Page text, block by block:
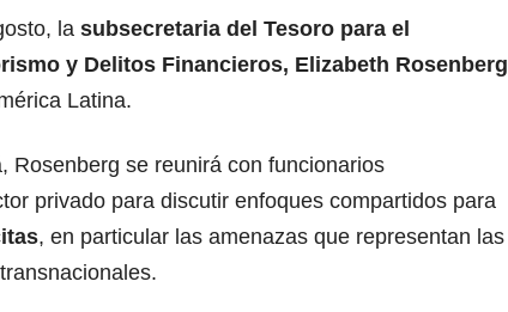
la subsecretaria del Tesoro para el
y Delitos Financieros, Elizabeth Rosenberg
Latina.
Rosenberg se reunirá con funcionarios
privado para discutir enfoques compartidos para
, en particular las amenazas que representan las